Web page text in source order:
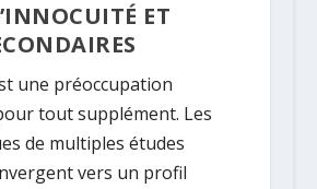
ET
une préoccupation
tout supplément. Les
de multiples études
vers un profil